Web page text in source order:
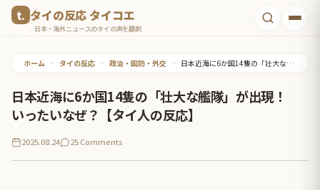
タイの反応 タイコエ
日本・海外ニュースのタイの声を翻訳
ホーム • タイの反応 • 政治・国防・外交 • 日本近海に6か国14隻の「壮大な艦隊」が出現！ いったいなぜ？【タイ人の反応】
日本近海に6か国14隻の「壮大な艦隊」が出現！
いったいなぜ？【タイ人の反応】
2025.08.24 25 Comments